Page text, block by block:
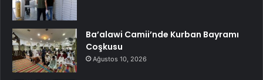
Ba’alawi Camii’nde Kurban Bayramı
Coşkusu
Ağustos 10, 2026